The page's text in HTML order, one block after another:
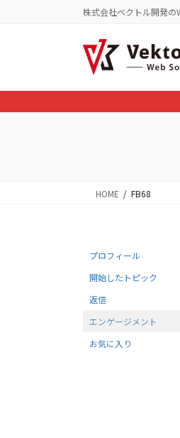
に
移
ョ
ン
株式会社ベクトル開発の
HOME FB68
プロフィール
開始したトピック
返信
エンゲージメント
お気に入り